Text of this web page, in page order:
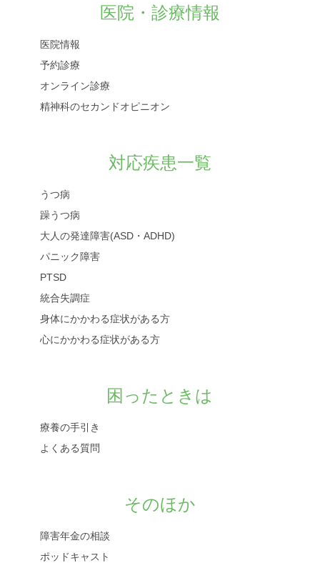
医院・診療情報
医院情報
予約診療
オンライン診療
精神科のセカンドオピニオン
対応疾患一覧
うつ病
躁うつ病
大人の発達障害(ASD・ADHD)
パニック障害
PTSD
統合失調症
身体にかかわる症状がある方
心にかかわる症状がある方
困ったときは
療養の手引き
よくある質問
そのほか
障害年金の相談
ポッドキャスト